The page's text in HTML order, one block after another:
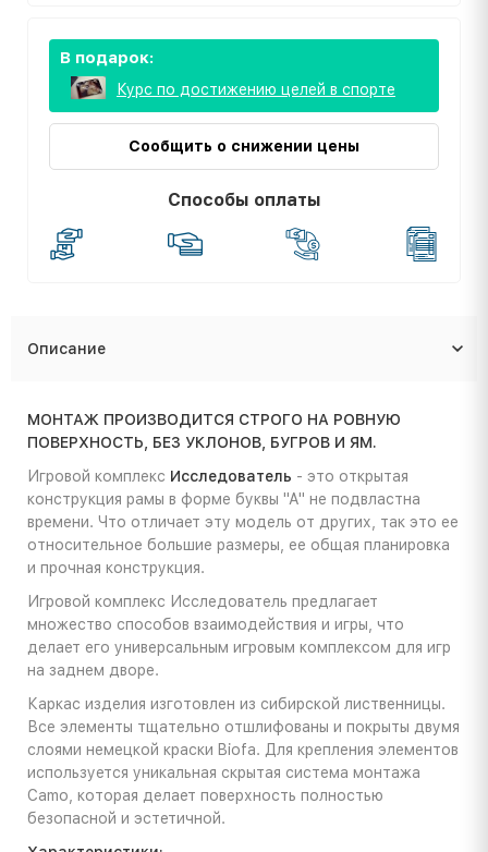
В подарок:
Курс по достижению целей в спорте
Сообщить о снижении цены
Способы оплаты
Описание
МОНТАЖ ПРОИЗВОДИТСЯ СТРОГО НА РОВНУЮ
ПОВЕРХНОСТЬ, БЕЗ УКЛОНОВ, БУГРОВ И ЯМ.
Игровой комплекс Исследователь - это открытая
конструкция рамы в форме буквы "А" не подвластна
времени. Что отличает эту модель от других, так это ее
относительное большие размеры, ее общая планировка
и прочная конструкция.
Игровой комплекс Исследователь предлагает
множество способов взаимодействия и игры, что
делает его универсальным игровым комплексом для игр
на заднем дворе.
Каркас изделия изготовлен из сибирской лиственницы.
Все элементы тщательно отшлифованы и покрыты двумя
слоями немецкой краски Biofa. Для крепления элементов
используется уникальная скрытая система монтажа
Camo, которая делает поверхность полностью
безопасной и эстетичной.